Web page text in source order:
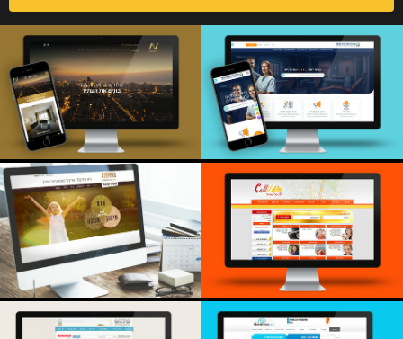
המרכז לפרסום דנטלי אביגור